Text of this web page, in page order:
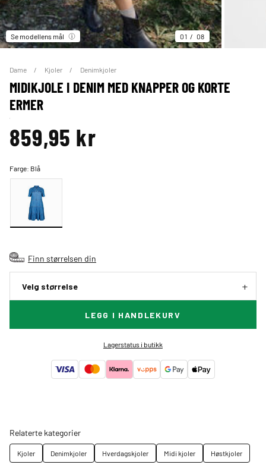
Se modellens mål 01 08
Dame Kjoler Denimkjoler
MIDIKJOLE I DENIM MED KNAPPER OG KORTE
ERMER
859,95 kr
Farge: Blå
Finn størrelsen din
Velg størrelse
LEGG I HANDLEKURV
Lagerstatus i butikk
Relaterte kategorier
Kjoler Denimkjoler Hverdagskjoler Midi kjoler Høstkjoler